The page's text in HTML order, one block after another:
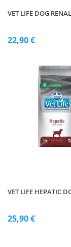
VET LIFE DOG
22,90 €
VET LIFE HEPATIC
25,90 €